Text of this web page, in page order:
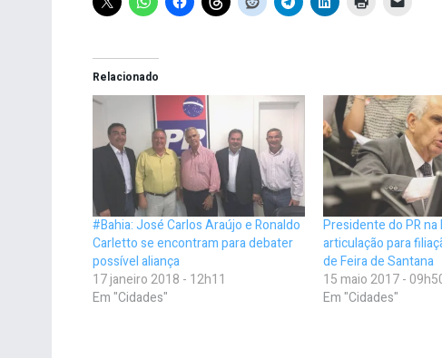
Relacionado
#Bahia: José Carlos Araújo e Ronaldo
Carletto se encontram para debater
possível aliança
17 janeiro 2018 - 12h11
Em "Cidades"
Presidente do PR na
articulação para
de Feira de Santana
15 maio 2017 -
Em "Cidades"